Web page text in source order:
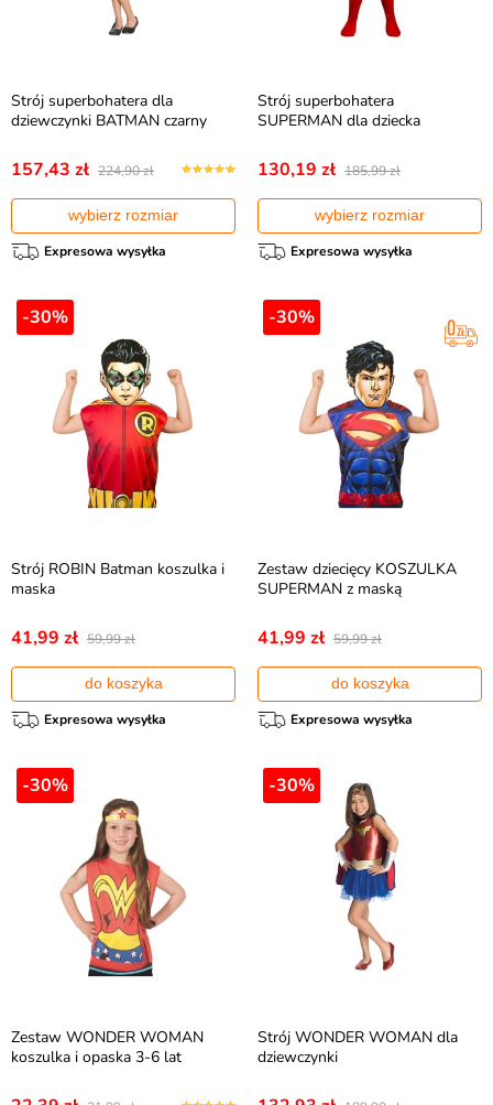
Strój superbohatera dla
dziewczynki BATMAN czarny
157,43 zł 224,90 zł
wybierz rozmiar
Expresowa wysyłka
Strój superbohatera
SUPERMAN dla dziecka
130,19 zł 185,99 zł
wybierz rozmiar
Expresowa wysyłka
-30%
Strój ROBIN Batman koszulka i
maska
41,99 zł 59,99 zł
do koszyka
Expresowa wysyłka
-30%
Zestaw dziecięcy KOSZULKA
SUPERMAN z maską
41,99 zł 59,99 zł
do koszyka
Expresowa wysyłka
-30%
Zestaw WONDER WOMAN
koszulka i opaska 3-6 lat
-30%
Strój WONDER WOMAN dla
dziewczynki